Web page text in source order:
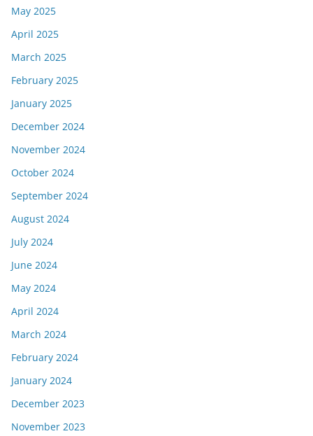
May 2025
April 2025
March 2025
February 2025
January 2025
December 2024
November 2024
October 2024
September 2024
August 2024
July 2024
June 2024
May 2024
April 2024
March 2024
February 2024
January 2024
December 2023
November 2023